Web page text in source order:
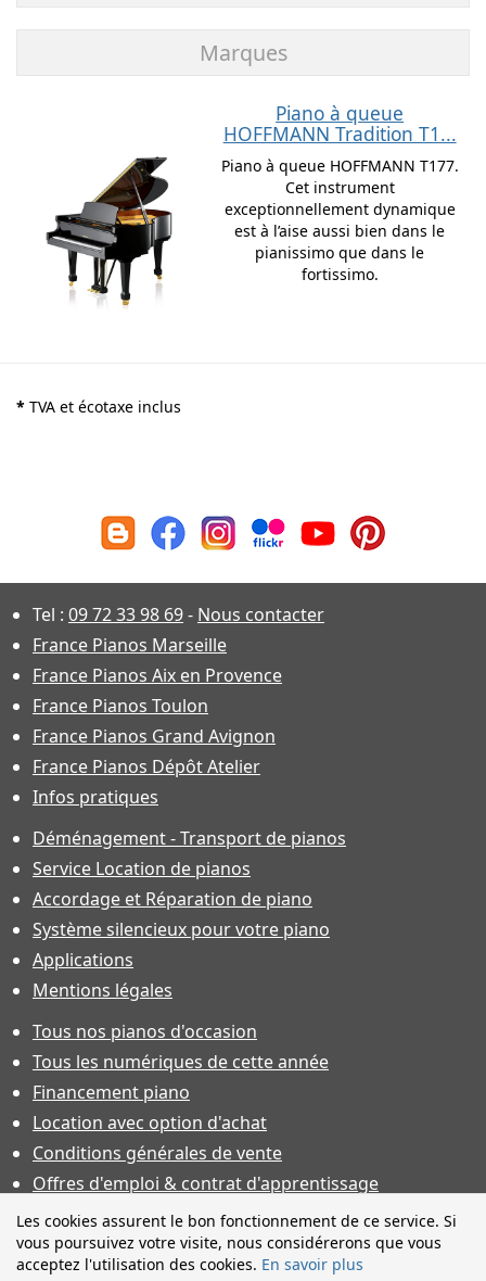
Les cookies assurent le bon fonctionnement de ce service. Si
vous poursuivez votre visite, nous considérerons que vous
acceptez l'utilisation des cookies. En savoir plus
Marques
Piano à queue
HOFFMANN Tradition T1...
Piano à queue HOFFMANN T177.
Cet instrument
exceptionnellement dynamique
est à l’aise aussi bien dans le
pianissimo que dans le
fortissimo.
* TVA et écotaxe inclus
Tel : 09 72 33 98 69- Nous contacter
France Pianos Marseille
France Pianos Aix en Provence
France Pianos Toulon
France Pianos Grand Avignon
France Pianos Dépôt Atelier
Infos pratiques
Déménagement - Transport de pianos
Service Location de pianos
Accordage et Réparation de piano
Système silencieux pour votre piano
Applications
Mentions légales
Tous nos pianos d'occasion
Tous les numériques de cette année
Financement piano
Location avec option d'achat
Conditions générales de vente
Offres d'emploi & contrat d'apprentissage
Photos non contractuelles. Caractéristiques techniques sous
toutes réserves et sauf erreur. Financement sous réserve
d'acceptation.